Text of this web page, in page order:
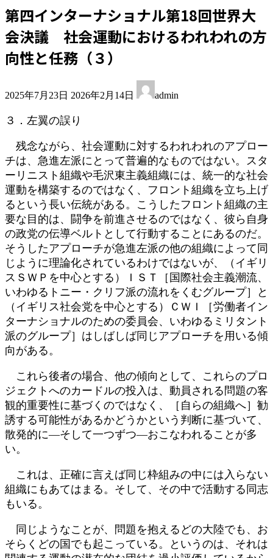
第四インターナショナル第18回世界大
会決議 社会運動におけるわれわれの方
向性と任務（３）
2025年7月23日 終
新
時
:
2026年2月14日 admin
３．左翼の誤り
残念ながら、社会運動に対するわれわれのアプロー
チは、急進左派にとって普遍的なものではない。スタ
ーリニスト組織や毛沢東主義組織には、統一的な社会
運動を構築するのではなく、フロント組織を立ち上げ
るという長い伝統がある。こうしたフロント組織の主
要な目的は、闘争を前進させるのではなく、彼ら自身
の政党の伝導ベルトとして行動することにあるのだ。
そうしたアプローチが急進左派の他の組織によって同
じように理論化されているわけではないが、（イギリ
スＳＷＰを中心とする）ＩＳＴ［国際社会主義潮流、
いわゆるトニー・クリフ派の流れをくむグループ］と
（イギリス社会党を中心とする）ＣＷＩ［労働者イン
ターナショナルのための委員会、いわゆるミリタント
派のグループ］はしばしば同じアプローチを用いる傾
向がある。
これら後者の場合、他の傾向として、これらのプロ
ジェクトへのカードルの投入は、動員される問題の客
観的重要性に基づくのではなく、［自らの組織へ］勧
誘する可能性があるかどうかという判断に基づいて、
散発的に―そして一つずつ―おこなわれることが多
い。
これは、正確に言えば同じ枠組みの中には入らない
組織にもあてはまる。そして、その中で活動する同志
もいる。
同じようなことが、問題を抱えるどの大陸でも、お
そらくどの国でも起こっている。というのは、それは